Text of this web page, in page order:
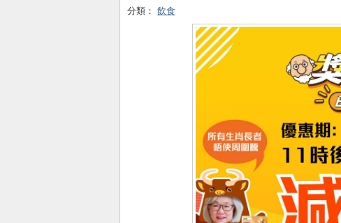
分類： 飲食